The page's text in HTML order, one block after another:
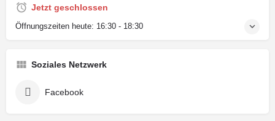
Jetzt geschlossen
Öffnungszeiten heute: 16:30 - 18:30
Soziales Netzwerk
Facebook